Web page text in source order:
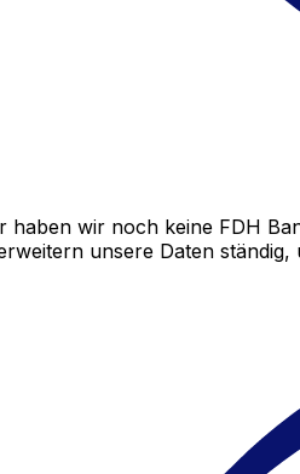
haben wir noch keine FDH
unsere Daten